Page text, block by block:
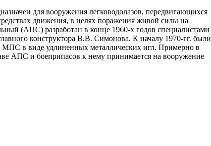
для вооружения легководолазов, передвигающихся
движения, в целях поражения живой силы на
(АПС) разработан в конце 1960-х годов специалистами
конструктора В.В. Симонова. К началу 1970-гг. были
в виде удлиненных металлических игл. Примерно в
АПС и боеприпасов к нему принимается на вооружение